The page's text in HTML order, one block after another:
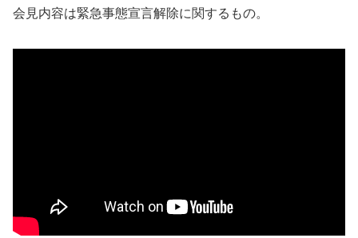
会見内容は緊急事態宣言解除に関するもの。